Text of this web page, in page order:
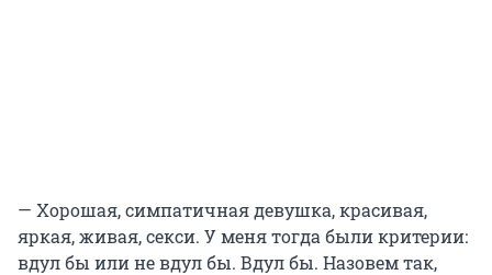
— Хорошая, симпатичная девушка, красивая,
яркая, живая, секси. У меня тогда были критерии:
вдул бы или не вдул бы. Вдул бы. Назовем так,